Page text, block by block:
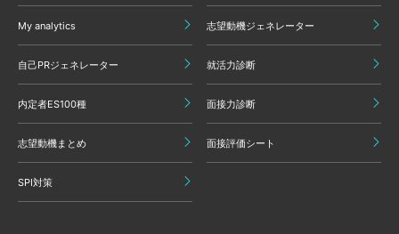
My analytics 志望動機ジェネレーター
自己PRジェネレーター 就活力診断
内定者ES100種 面接力診断
志望動機まとめ 面接評価シート
SPI対策